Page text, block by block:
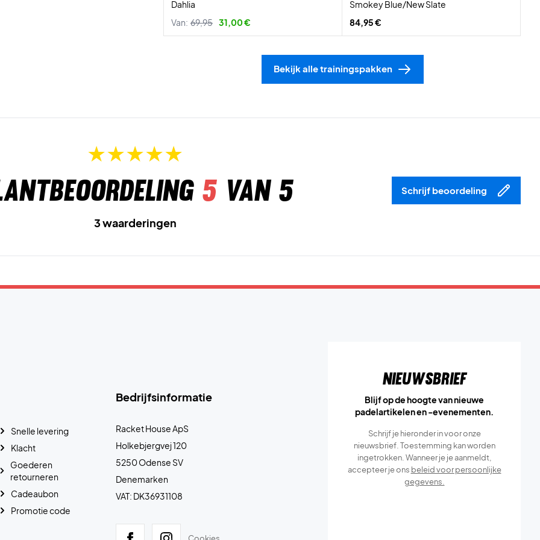
Dahlia
Van: 69,95 31,00 €
Smokey Blue/New Slate
84,95 €
Bekijk alle trainingspakken
5van 5 Schrijf beoordeling
3 waarderingen
Bedrijfsinformatie
Racket House ApS
Holkebjergvej 120
5250 Odense SV
Denemarken
VAT: DK36931108
Cookies
Snelle levering
Klacht
Goederen
retourneren
Cadeaubon
Promotie code
Nieuwsbrief
Blijf op de hoogte van nieuwe
padelartikelen en -evenementen.
Schrijf je hieronder in voor onze
nieuwsbrief. Toestemming kan worden
ingetrokken. Wanneer je je aanmeldt,
accepteer je ons beleid voor persoonlijke
gegevens.